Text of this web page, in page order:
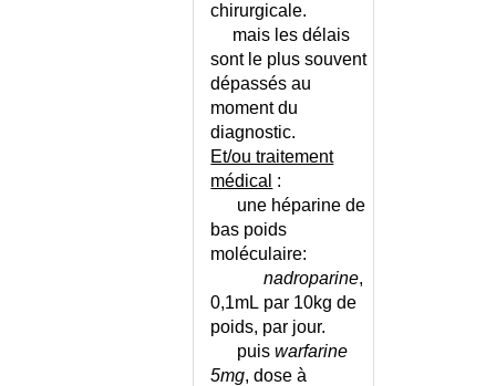
INTOXICATION PAR LE
INTOXICATION PAR LES
INTOXICATION PAR UN
INTOXICATION PAR UN
PRODUIT CHIMIQUE
INTOXICATIONS - LISTE
INTRADERMOREACTION À LA
INVAGINATION INTESTINALE
INVALIDITE EN ASSURANCE
chirurgicale.
mais les délais
sont le plus souvent
dépassés au
moment du
diagnostic.
Et/ou traitement
médical :
une héparine de
bas poids
moléculaire:
nadroparine,
0,1mL par 10kg de
poids, par jour.
puiswarfarine
5mg, dose à